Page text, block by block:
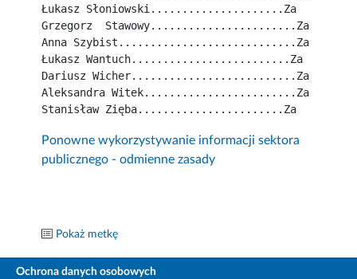
Łukasz Słoniowski.....................Za
Grzegorz  Stawowy.......................Za
Anna Szybist............................Za
Łukasz Wantuch.........................Za
Dariusz Wicher..........................Za
Aleksandra Witek........................Za
Stanisław Zięba.......................Za
Ponowne wykorzystywanie informacji sektora
publicznego - odmienne zasady
Pokaż metkę
Ochrona danych osobowych